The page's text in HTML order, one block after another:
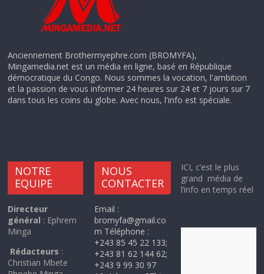
Anciennement Brothermyephre.com (BROMYFA),
Mingamedia.net est un média en ligne, basé en République
démocratique du Congo. Nous sommes la vocation, l'ambition
et la passion de vous informer 24 heures sur 24 et 7 jours sur 7
dans tous les coins du globe. Avec nous, l'info est spéciale.
NOTRE
EQUIPE
Directeur
général : Ephrem
Minga
Rédacteurs :
Christian Mbete
NOUS
CONTACTER
Email :
bromyfa@gmail.co
m Téléphone :
+243 85 45 22 133;
+243 81 62 144 62;
+243 9 99 30 97
ICI, c’est le plus
grand média de
l’info en temps réel